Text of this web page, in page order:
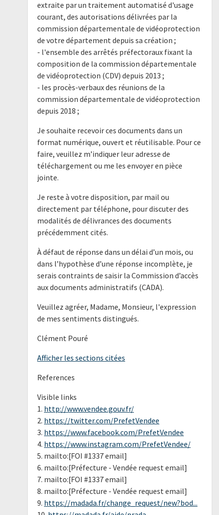
extraite par un traitement automatisé d'usage
courant, des autorisations délivrées par la
commission départementale de vidéoprotection
de votre département depuis sa création ;
- l'ensemble des arrêtés préfectoraux fixant la
composition de la commission départementale
de vidéoprotection (CDV) depuis 2013 ;
- les procès-verbaux des réunions de la
commission départementale de vidéoprotection
depuis 2018 ;
Je souhaite recevoir ces documents dans un
format numérique, ouvert et réutilisable. Pour ce
faire, veuillez m’indiquer leur adresse de
téléchargement ou me les envoyer en pièce
jointe.
Je reste à votre disposition, par mail ou
directement par téléphone, pour discuter des
modalités de délivrances des documents
précédemment cités.
À défaut de réponse dans un délai d’un mois, ou
dans l’hypothèse d’une réponse incomplète, je
serais contraints de saisir la Commission d’accès
aux documents administratifs (CADA).
Veuillez agréer, Madame, Monsieur, l'expression
de mes sentiments distingués.
Clément Pouré
Afficher les sections citées
References
Visible links
1. http://www.vendee.gouv.fr/
2. https://twitter.com/PrefetVendee
3. https://www.facebook.com/PrefetVendee
4. https://www.instagram.com/PrefetVendee/
5. mailto:[FOI #1337 email]
6. mailto:[Préfecture - Vendée request email]
7. mailto:[FOI #1337 email]
8. mailto:[Préfecture - Vendée request email]
9. https://madada.fr/change_request/new?bod...